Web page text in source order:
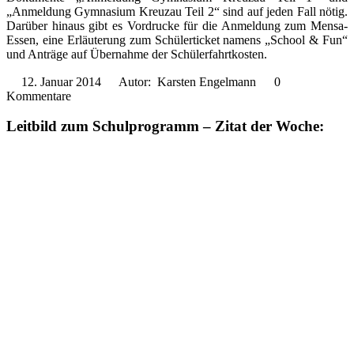
„Anmeldung Gymnasium Kreuzau Teil 2“ sind auf jeden Fall nötig.
Darüber hinaus gibt es Vordrucke für die Anmeldung zum Mensa-
Essen, eine Erläuterung zum Schülerticket namens „School & Fun“
und Anträge auf Übernahme der Schülerfahrtkosten.
12. Januar 2014 Autor: Karsten Engelmann
0
Kommentare
Leitbild zum Schulprogramm – Zitat der Woche: